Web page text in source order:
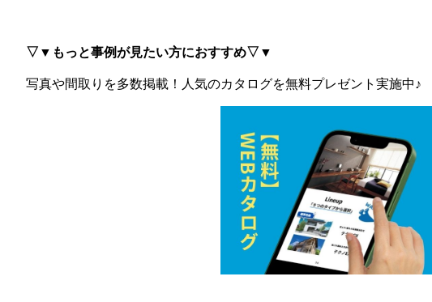
▽▼もっと事例が見たい方におすすめ▽▼
写真や間取りを多数掲載！ 人気のカタログを無料プレゼント実施中♪